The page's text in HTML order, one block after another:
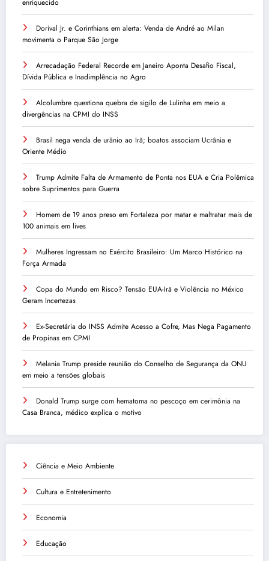
enriquecido
Dorival Jr. e Corinthians em alerta: Venda de André ao Milan
movimenta o Parque São Jorge
Arrecadação Federal Recorde em Janeiro Aponta Desafio Fiscal,
Dívida Pública e Inadimplência no Agro
Alcolumbre questiona quebra de sigilo de Lulinha em meio a
divergências na CPMI do INSS
Brasil nega venda de urânio ao Irã; boatos associam Ucrânia e
Oriente Médio
Trump Admite Falta de Armamento de Ponta nos EUA e Cria Polêmica
sobre Suprimentos para Guerra
Homem de 19 anos preso em Fortaleza por matar e maltratar mais de
100 animais em lives
Mulheres Ingressam no Exército Brasileiro: Um Marco Histórico na
Força Armada
Copa do Mundo em Risco? Tensão EUA-Irã e Violência no México
Geram Incertezas
Ex-Secretária do INSS Admite Acesso a Cofre, Mas Nega Pagamento
de Propinas em CPMI
Melania Trump preside reunião do Conselho de Segurança da ONU
em meio a tensões globais
Donald Trump surge com hematoma no pescoço em cerimônia na
Casa Branca, médico explica o motivo
Ciência e Meio Ambiente
Cultura e Entretenimento
Economia
Educação